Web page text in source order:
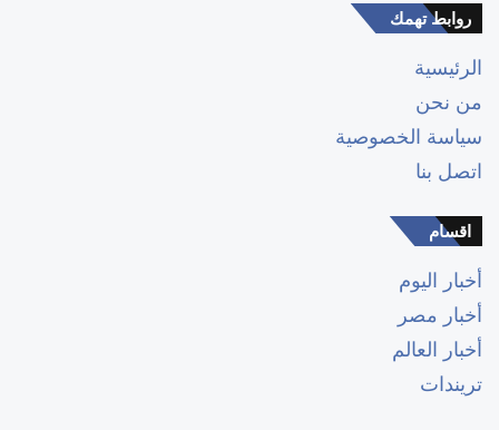
روابط تهمك
الرئيسية
من نحن
سياسة الخصوصية
اتصل بنا
اقسام
أخبار اليوم
أخبار مصر
أخبار العالم
تريندات